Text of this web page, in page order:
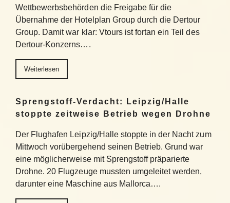
Wettbewerbsbehörden die Freigabe für die
Übernahme der Hotelplan Group durch die Dertour
Group. Damit war klar: Vtours ist fortan ein Teil des
Dertour-Konzerns….
Weiterlesen
Sprengstoff-Verdacht: Leipzig/Halle
stoppte zeitweise Betrieb wegen Drohne
Der Flughafen Leipzig/Halle stoppte in der Nacht zum
Mittwoch vorübergehend seinen Betrieb. Grund war
eine möglicherweise mit Sprengstoff präparierte
Drohne. 20 Flugzeuge mussten umgeleitet werden,
darunter eine Maschine aus Mallorca….